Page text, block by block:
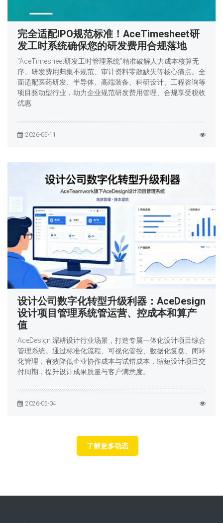
完全适配IPO规范标准！AceTimesheet研
发工时系统确保您的研发费用合规落地
“AceTimesheet研发工时管理系统”精准破解人力成本核算无
序、研发费用归集不规范、审计资料零散缺失等核心痛点。全
面适配医药研发、半导体、高端装备、科研设计、工程咨询等
项目驱动型行业，助力企业规范研发费用管理、合规享受税收
优惠
2026-05-11
设计公司数字化转型升级利器：AceDesign
设计项目管理系统管运营、控成本和算产
值
AceDesign 深耕设计行业场景，打造专属一体化设计项目综合
管理系统。通过标准化流程、可视化管控、数据化复盘、闭环
化管理，有效降低企业协作成本与试错成本，缩短设计项目交
付周期，提升设计成果质量与客户满意度。
2026-05-04
了解更多动态